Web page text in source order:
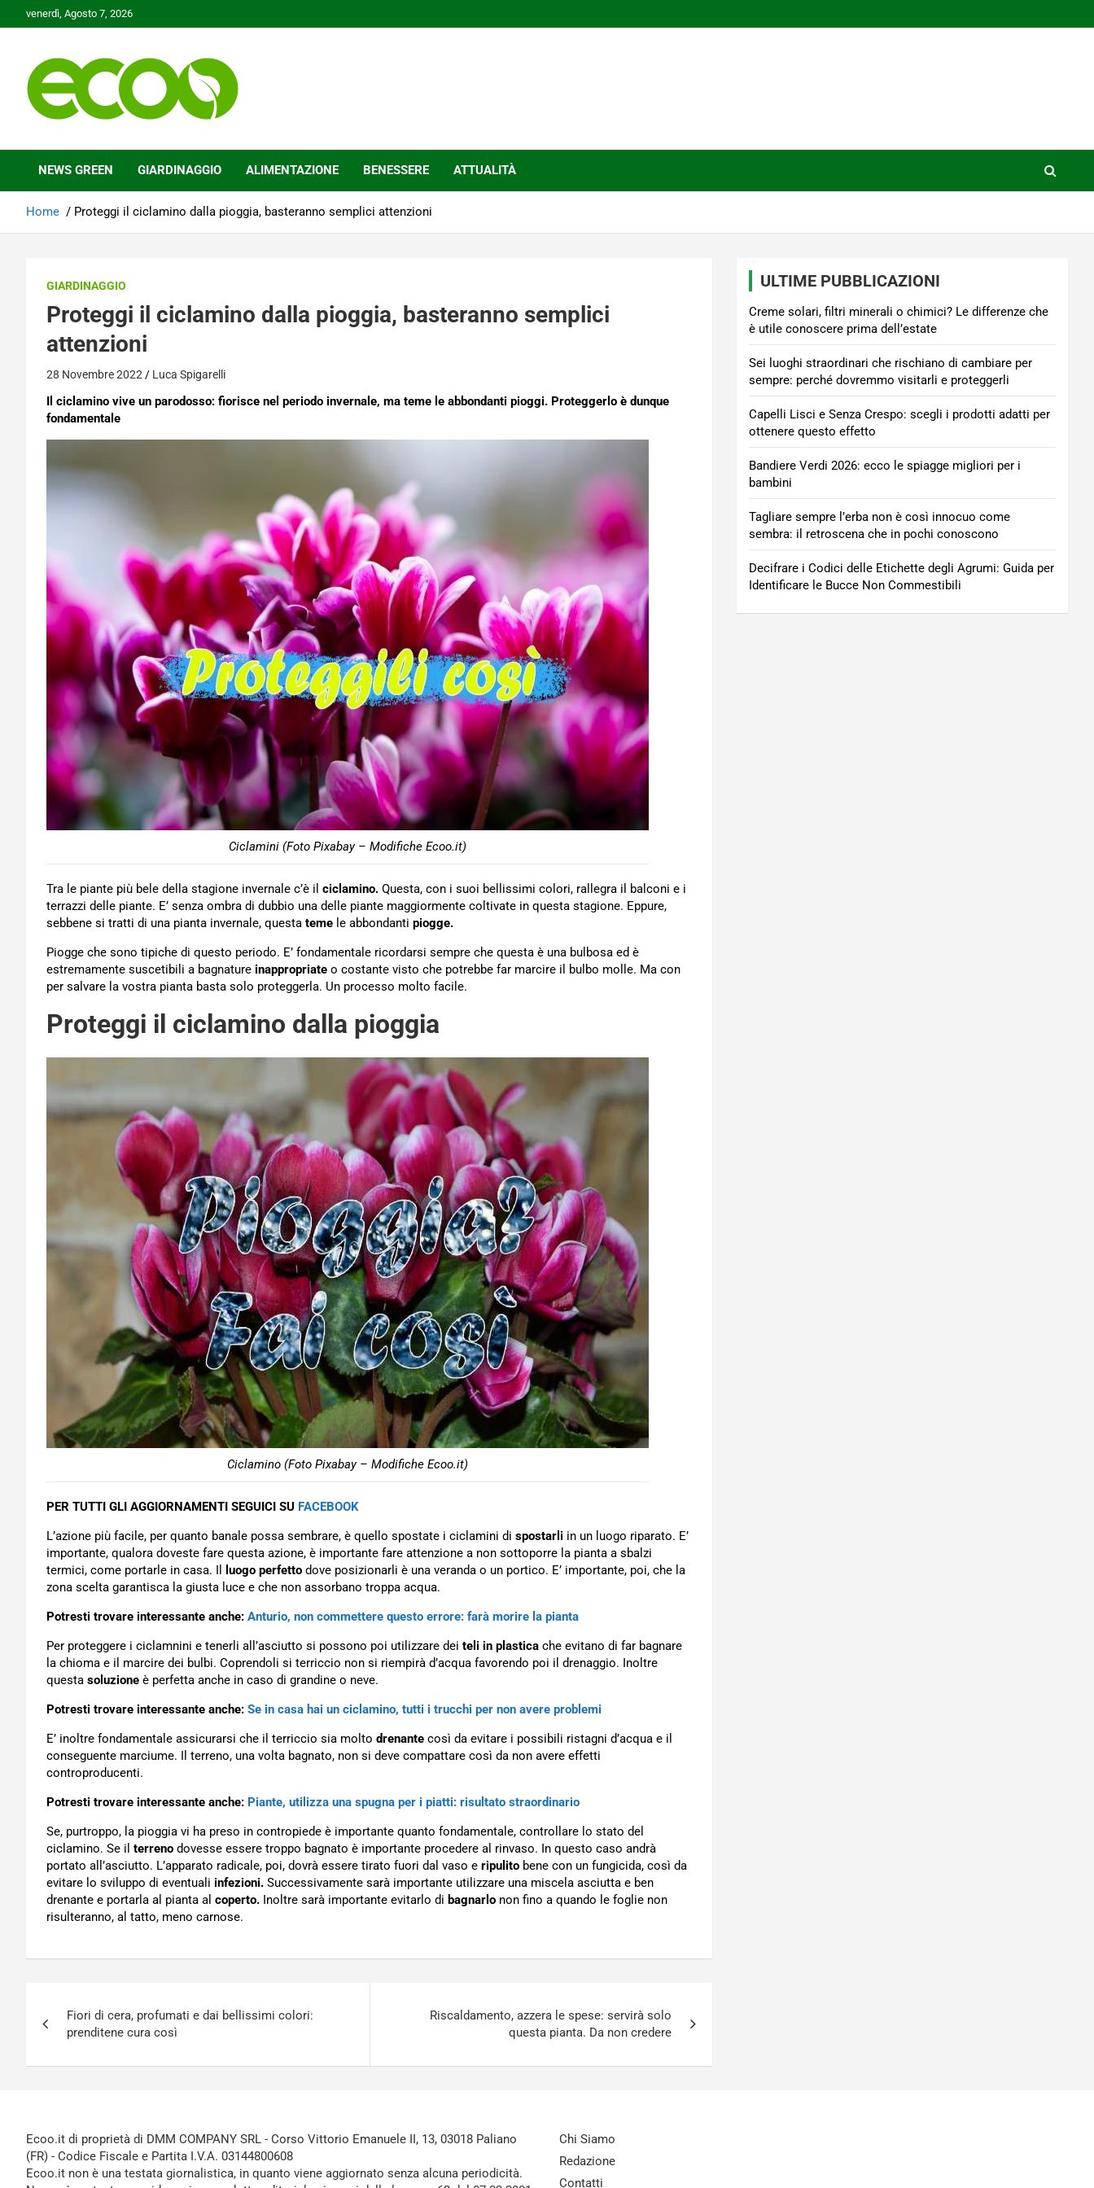
to
venerdì, Agosto 7, 2026
Ecoo.it
NEWS GREEN GIARDINAGGIO ALIMENTAZIONE BENESSERE ATTUALITÀ
Home Proteggi il ciclamino dalla pioggia, basteranno semplici attenzioni
GIARDINAGGIO
Proteggi il ciclamino dalla pioggia, basteranno semplici
attenzioni
28 Novembre 2022 Luca Spigarelli
Il ciclamino vive un parodosso: fiorisce nel periodo invernale, ma teme le abbondanti pioggi. Proteggerlo è dunque
fondamentale
Ciclamini (Foto Pixabay – Modifiche Ecoo.it)
Tra le piante più bele della stagione invernale c’è il ciclamino. Questa, con i suoi bellissimi colori, rallegra il balconi e i
terrazzi delle piante. E’ senza ombra di dubbio una delle piante maggiormente coltivate in questa stagione. Eppure,
sebbene si tratti di una pianta invernale, questa teme le abbondanti piogge.
Piogge che sono tipiche di questo periodo. E’ fondamentale ricordarsi sempre che questa è una bulbosa ed è
estremamente suscetibili a bagnature inappropriate o costante visto che potrebbe far marcire il bulbo molle. Ma con
per salvare la vostra pianta basta solo proteggerla. Un processo molto facile.
Proteggi il ciclamino dalla pioggia
Ciclamino (Foto Pixabay – Modifiche Ecoo.it)
PER TUTTI GLI AGGIORNAMENTI SEGUICI SU FACEBOOK
L’azione più facile, per quanto banale possa sembrare, è quello spostate i ciclamini di spostarli in un luogo riparato. E’
importante, qualora doveste fare questa azione, è importante fare attenzione a non sottoporre la pianta a sbalzi
termici, come portarle in casa. Il
luogo perfetto dove posizionarli è una veranda o un portico. E’ importante, poi, che la
zona scelta garantisca la giusta luce e che non assorbano troppa acqua.
Potresti trovare interessante anche: Anturio, non commettere questo errore: farà morire la pianta
Per proteggere i ciclamnini e tenerli all’asciutto si possono poi utilizzare dei teli in plastica che evitano di far bagnare
la chioma e il marcire dei bulbi. Coprendoli si terriccio non si riempirà d’acqua favorendo poi il drenaggio. Inoltre
questa soluzione è perfetta anche in caso di grandine o neve.
Potresti trovare interessante anche: Se in casa hai un ciclamino, tutti i trucchi per non avere problemi
E’ inoltre fondamentale assicurarsi che il terriccio sia molto drenante così da evitare i possibili ristagni d’acqua e il
conseguente marciume. Il terreno, una volta bagnato, non si deve compattare così da non avere effetti
controproducenti.
Potresti trovare interessante anche: Piante, utilizza una spugna per i piatti: risultato straordinario
Se, purtroppo, la pioggia vi ha preso in contropiede è importante quanto fondamentale, controllare lo stato del
ciclamino. Se il terreno dovesse essere troppo bagnato è importante procedere al rinvaso. In questo caso andrà
portato all’asciutto. L’apparato radicale, poi, dovrà essere tirato fuori dal vaso e ripulito bene con un fungicida, così da
evitare lo sviluppo di eventuali infezioni. Successivamente sarà importante utilizzare una miscela asciutta e ben
drenante e portarla al pianta al coperto. Inoltre sarà importante evitarlo di bagnarlo non fino a quando le foglie non
risulteranno, al tatto, meno carnose.
articoli
Fiori di cera, profumati e dai bellissimi colori:
prenditene cura così
Riscaldamento, azzera le spese: servirà solo
questa pianta. Da non credere
ULTIME PUBBLICAZIONI
Creme solari, filtri minerali o chimici? Le differenze che
è utile conoscere prima dell’estate
Sei luoghi straordinari che rischiano di cambiare per
sempre: perché dovremmo visitarli e proteggerli
Capelli Lisci e Senza Crespo: scegli i prodotti adatti per
ottenere questo effetto
Bandiere Verdi 2026: ecco le spiagge migliori per i
bambini
Tagliare sempre l’erba non è così innocuo come
sembra: il retroscena che in pochi conoscono
Decifrare i Codici delle Etichette degli Agrumi: Guida per
Identificare le Bucce Non Commestibili
Ecoo.it di proprietà di DMM COMPANY SRL - Corso Vittorio Emanuele II, 13, 03018 Paliano
(FR) - Codice Fiscale e Partita I.V.A. 03144800608
Ecoo.it non è una testata giornalistica, in quanto viene aggiornato senza alcuna periodicità.
Chi Siamo
Redazione
Contatti